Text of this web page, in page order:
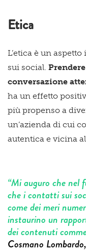
Etica
L’etica è un
sui social.
conversazione
ha un effetto
più propenso a
un’azienda di cui
autentica e vicina
“Mi auguro che nel
che i contatti sui
come dei meri
instaurino un
dei contenuti
Cosmano